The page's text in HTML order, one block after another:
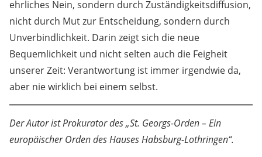
ehrliches Nein, sondern durch Zuständigkeitsdiffusion,
nicht durch Mut zur Entscheidung, sondern durch
Unverbindlichkeit. Darin zeigt sich die neue
Bequemlichkeit und nicht selten auch die Feigheit
unserer Zeit: Verantwortung ist immer irgendwie da,
aber nie wirklich bei einem selbst.
Der Autor ist Prokurator des „St. Georgs-Orden – Ein
europäischer Orden des Hauses Habsburg-Lothringen“.